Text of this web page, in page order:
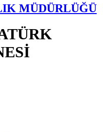
MÜDÜRLÜĞÜ